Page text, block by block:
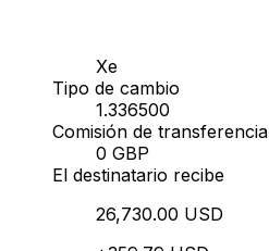
Xe
Tipo de cambio
1.336500
Comisión de transferencia
0 GBP
El destinatario recibe
26,730.00 USD